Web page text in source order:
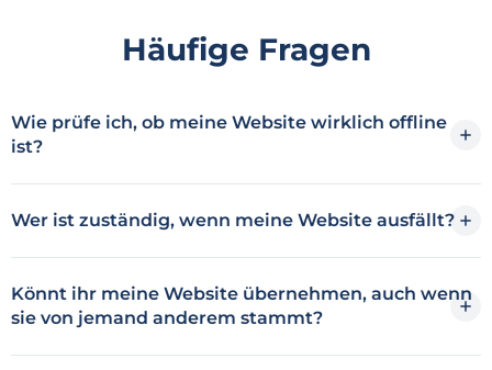
Häufige Fragen
Wie prüfe ich, ob meine Website wirklich offline
ist?
Wer ist zuständig, wenn meine Website ausfällt?
Könnt ihr meine Website übernehmen, auch wenn
sie von jemand anderem stammt?